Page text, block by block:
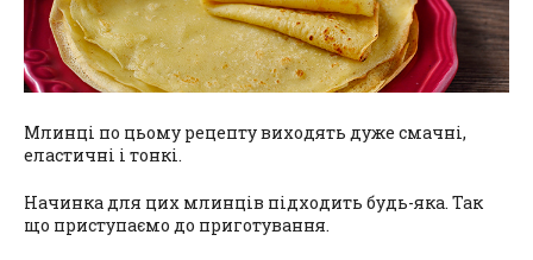
Млинці по цьому рецепту виходять дуже смачні,
еластичні і тонкі.
Начинка для цих млинців підходить будь-яка. Так
що приступаємо до приготування.